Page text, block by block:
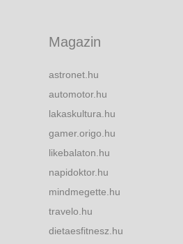
Magazin
astronet.hu
automotor.hu
lakaskultura.hu
gamer.origo.hu
likebalaton.hu
napidoktor.hu
mindmegette.hu
travelo.hu
dietaesfitnesz.hu